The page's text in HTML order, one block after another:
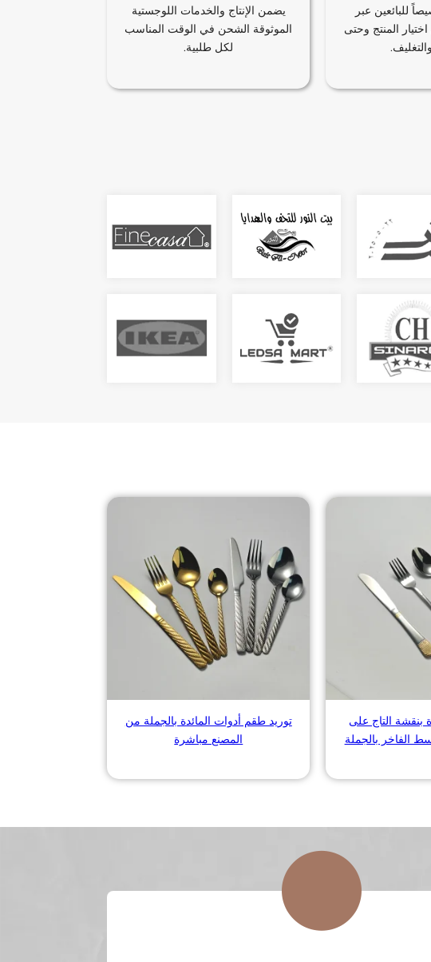
للبائعين عبر
المنتج وحتى
يضمن الإنتاج والخدمات اللوجستية
الموثوقة الشحن في الوقت المناسب
لكل طلبية.
بنقشة التاج على
الفاخر بالجملة
توريد طقم أدوات المائدة بالجملة من
المصنع مباشرة